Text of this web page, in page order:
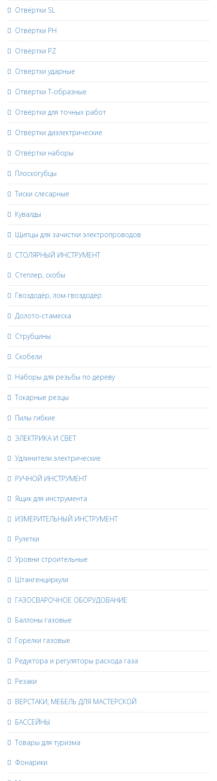
Отвёртки SL
Отвёртки PH
Отвёртки PZ
Отвёртки ударные
Отвёртки Т-образные
Отвёртки для точных работ
Отвёртки диэлектрические
Отвёртки наборы
Плоскогубцы
Тиски слесарные
Кувалды
Щипцы для зачистки электропроводов
СТОЛЯРНЫЙ ИНСТРУМЕНТ
Степлер, скобы
Гвоздодёр, лом-гвоздодёр
Долото-стамеска
Струбцины
Скобели
Наборы для резьбы по дереву
Токарные резцы
Пилы гибкие
ЭЛЕКТРИКА И СВЕТ
Удлинители электрические
РУЧНОЙ ИНСТРУМЕНТ
Ящик для инструмента
ИЗМЕРИТЕЛЬНЫЙ ИНСТРУМЕНТ
Рулетки
Уровни строительные
Штангенциркули
ГАЗОСВАРОЧНОЕ ОБОРУДОВАНИЕ
Баллоны газовые
Горелки газовые
Редуктора и регуляторы расхода газа
Резаки
ВЕРСТАКИ, МЕБЕЛЬ ДЛЯ МАСТЕРСКОЙ
БАССЕЙНЫ
Товары для туризма
Фонарики